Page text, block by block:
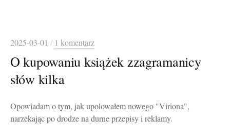
2025-03-01 / 1 komentarz
O kupowaniu książek zzagramanicy
słów kilka
Opowiadam o tym, jak upolowałem nowego "Viriona",
narzekając po drodze na durne przepisy i reklamy.